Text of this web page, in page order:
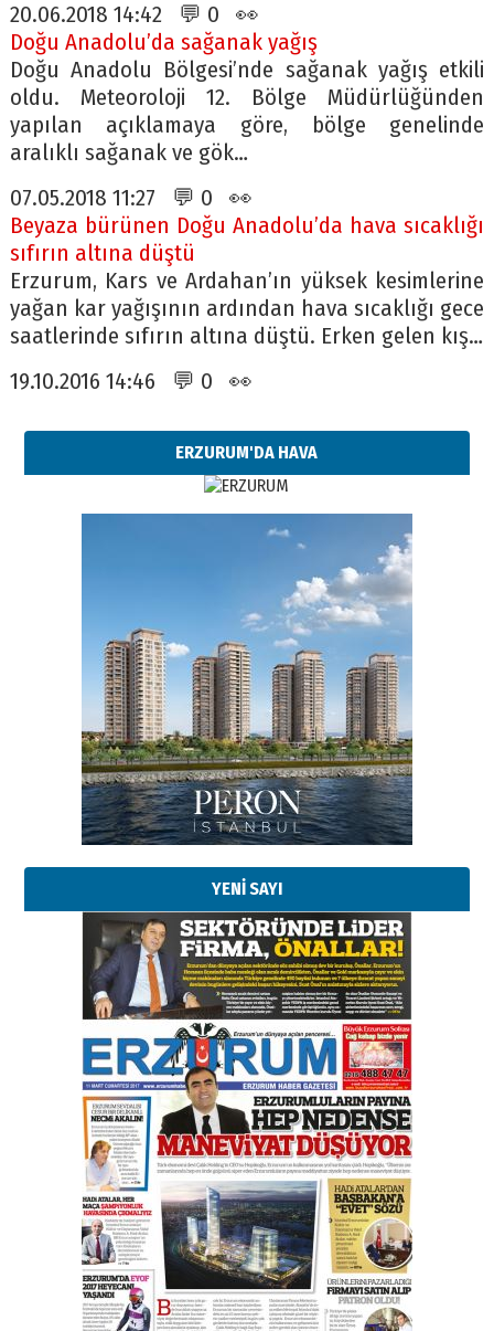
20.06.2018 14:42 💬 0 👀
Doğu Anadolu’da sağanak yağış
Doğu Anadolu Bölgesi’nde sağanak yağış etkili
oldu. Meteoroloji 12. Bölge Müdürlüğünden
yapılan açıklamaya göre, bölge genelinde
aralıklı sağanak ve gök…
07.05.2018 11:27 💬 0 👀
Beyaza bürünen Doğu Anadolu’da hava sıcaklığı
sıfırın altına düştü
Erzurum, Kars ve Ardahan’ın yüksek kesimlerine
yağan kar yağışının ardından hava sıcaklığı gece
saatlerinde sıfırın altına düştü. Erken gelen kış…
19.10.2016 14:46 💬 0 👀
ERZURUM'DA HAVA
YENİ SAYI
Esat BİNDESEN
Başkan Sekmen’den Erzurum’a
bir vizyon proje daha!
02 Ağustos 2026 Pazar
Kadir SABUNCUOĞLU
Erzurumspor’un köşe taşları
29 Haziran 2026 Pazartesi
Kenan GÜLERCİ